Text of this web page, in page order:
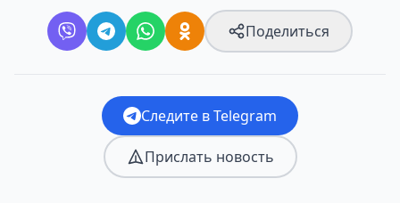
Поделиться
Следите в Telegram
Прислать новость